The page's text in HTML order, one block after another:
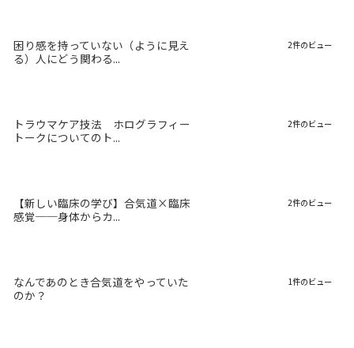
困り感を持っていない（ように見え
る）人にどう関わる...
2件のビュー
トラウマケア技法 ホログラフィー
トークについてのト...
2件のビュー
【新しい臨床の学び】合気道×臨床
感覚──身体からカ...
2件のビュー
なんであのとき合気道をやっていた
のか？
1件のビュー